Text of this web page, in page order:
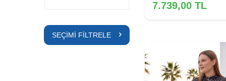
Petrol Mavisi
SEÇIMI FILTRELE
7.739,00 TL